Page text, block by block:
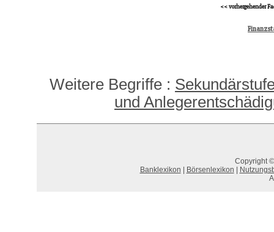
<< vorhergehender
Weitere Begriffe :
und
Copyright
Banklexikon
Börsenlexikon